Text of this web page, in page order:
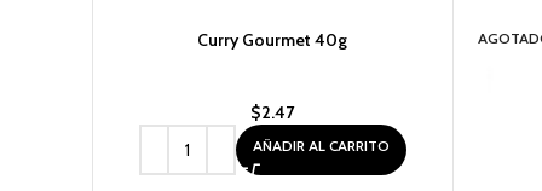
Curry Gourmet 40g
$2.47
AÑADIR AL CARRITO